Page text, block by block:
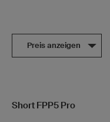
Preis anzeigen
Short FPP5 Pro